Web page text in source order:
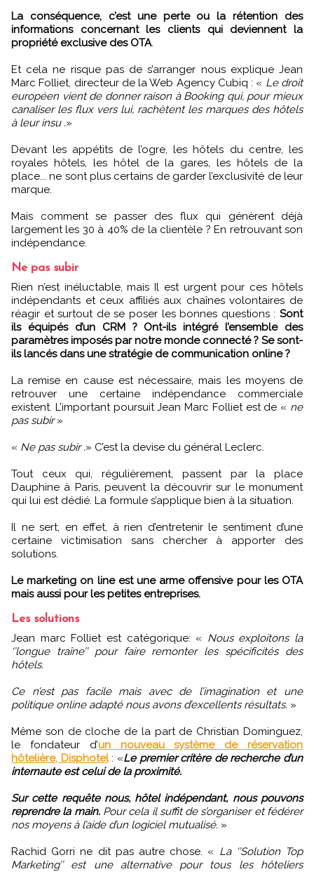
La conséquence, c’est une perte ou la rétention des
informations concernant les clients qui deviennent la
propriété exclusive des OTA.
Et cela ne risque pas de s’arranger nous explique Jean
Marc Folliet, directeur de la Web Agency Cubiq : « Le droit
européen vient de donner raison à Booking qui, pour mieux
canaliser les flux vers lui, rachètent les marques des hôtels
à leur insu .»
Devant les appétits de l’ogre, les hôtels du centre, les
royales hôtels, les hôtel de la gares, les hôtels de la
place... ne sont plus certains de garder l’exclusivité de leur
marque.
Mais comment se passer des flux qui génèrent déjà
largement les 30 à 40% de la clientèle ? En retrouvant son
indépendance.
Ne pas subir
Rien n’est inéluctable, mais Il est urgent pour ces hôtels
indépendants et ceux affiliés aux chaînes volontaires de
réagir et surtout de se poser les bonnes questions : Sont
ils équipés d’un CRM ? Ont-ils intégré l’ensemble des
paramètres imposés par notre monde connecté ? Se sont-
ils lancés dans une stratégie de communication online ?
La remise en cause est nécessaire, mais les moyens de
retrouver une certaine indépendance commerciale
existent. L’important poursuit Jean Marc Folliet est de « ne
pas subir»
« Ne pas subir .» C’est la devise du général Leclerc.
Tout ceux qui, régulièrement, passent par la place
Dauphine à Paris, peuvent la découvrir sur le monument
qui lui est dédié. La formule s’applique bien à la situation.
Il ne sert, en effet, à rien d’entretenir le sentiment d’une
certaine victimisation sans chercher à apporter des
solutions.
Le marketing on line est une arme offensive pour les OTA
mais aussi pour les petites entreprises.
Les solutions
Jean marc Folliet est catégorique: « Nous exploitons la
‘’longue traîne’’ pour faire remonter les spécificités des
hôtels.
Ce n’est pas facile mais avec de l’imagination et une
politique online adapté nous avons d’excellents résultats. »
Même son de cloche de la part de Christian Dominguez,
le fondateur d’un nouveau système de réservation
hôtelière, Disphotel: «Le premier critère de recherche d’un
internaute est celui de la proximité.
Sur cette requête nous, hôtel indépendant, nous pouvons
reprendre la main. Pour cela il suffit de s’organiser et fédérer
nos moyens à l’aide d’un logiciel mutualisé. »
Rachid Gorri ne dit pas autre chose. « La ‘’Solution Top
Marketing’’ est une alternative pour tous les hôteliers